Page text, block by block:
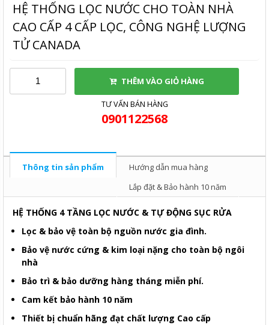
HỆ THỐNG LỌC NƯỚC CHO TOÀN NHÀ
CAO CẤP 4 CẤP LỌC, CÔNG NGHỆ LƯỢNG
TỬ CANADA
THÊM VÀO GIỎ HÀNG
TƯ VẤN BÁN HÀNG
0901122568
Thông tin sản phẩm
Hướng dẫn mua hàng
Lắp đặt & Bảo hành 10 năm
HỆ THỐNG 4 TẦNG LỌC NƯỚC & TỰ ĐỘNG SỤC RỬA
Lọc & bảo vệ toàn bộ nguồn nước gia đình.
Bảo vệ nước cứng & kim loại nặng cho toàn bộ ngôi
nhà
Bảo trì & bảo dưỡng hàng tháng miễn phí.
Cam kết bảo hành 10 năm
Thiết bị chuẩn hãng đạt chất lượng Cao cấp